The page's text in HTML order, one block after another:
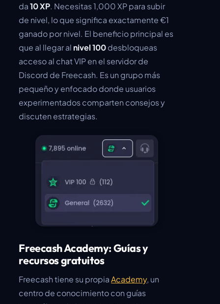
da10 XP. Necesitas 1,000 XP para subir
de nivel, lo que significa exactamente €1
ganado por nivel. El beneficio principal es
que al llegar al nivel 100desbloqueas
acceso al chat VIP en el servidor de
Discord de Freecash. Es un grupo más
pequeño y enfocado donde usuarios
experimentados comparten consejos y
discuten estrategias.
Freecash Academy: Guías y
recursos gratuitos
Freecash tiene su propiaAcademy, un
centro de conocimiento con guías